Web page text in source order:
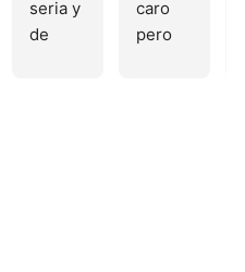
seria y
de
caro
pero